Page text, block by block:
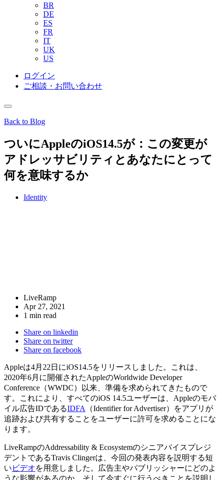
BR
DE
ES
FR
IT
UK
US
ログイン
ご相談・お問い合わせ
Back to Blog
ついにAppleのiOS14.5が：この変更が
アドレッサビリティとあなたにとって
何を意味するか
Identity
LiveRamp
Apr 27, 2021
1 min read
Share on linkedin
Share on twitter
Share on facebook
Appleは4月22日にiOS14.5をリリースしました。これは、
2020年6月に開催されたAppleのWorldwide Developer
Conference（WWDC）以来、準備を求められてきたもので
す。これにより、すべてのiOS 14.5ユーザーは、Appleのモバ
イル広告IDであるIDFA
（Identifier for Advertiser）をアプリが
追跡および共有することをユーザーに許可を求めることにな
ります。
LiveRampのAddressability & Ecosystemのシニアバイスプレジ
デントであるTravis Clingerは、今回の発表内容を説明する短
い ビデオを用意しました。広告主やパブリッシャーにどのよ
うな影響があるのか、そして今すぐに行うべきことを説明し